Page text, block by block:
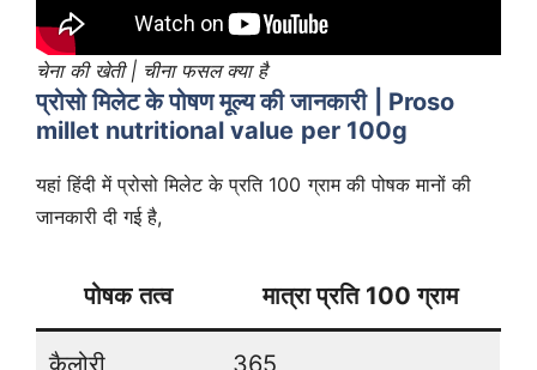
चेना की खेती | चीना फसल क्या है
प्रोसो मिलेट के पोषण मूल्य की जानकारी |
Proso
millet nutritional value per 100g
यहां हिंदी में प्रोसो मिलेट के प्रति 100 ग्राम की पोषक मानों की
जानकारी दी गई है,
पोषक तत्व मात्रा प्रति 100 ग्राम